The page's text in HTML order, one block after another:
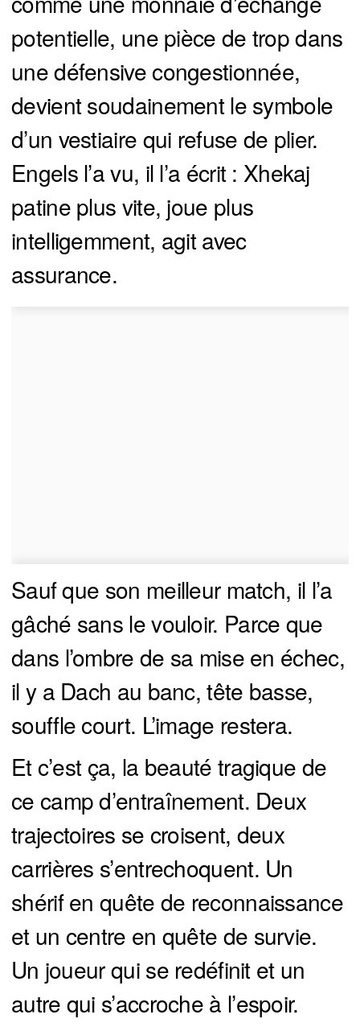
potentielle, une pièce de trop dans
une défensive congestionnée,
devient soudainement le symbole
d’un vestiaire qui refuse de plier.
Engels l’a vu, il l’a écrit : Xhekaj
patine plus vite, joue plus
intelligemment, agit avec
assurance.
Sauf que son meilleur match, il l’a
gâché sans le vouloir. Parce que
dans l’ombre de sa mise en échec,
il y a Dach au banc, tête basse,
souffle court. L’image restera.
Et c’est ça, la beauté tragique de
ce camp d’entraînement. Deux
trajectoires se croisent, deux
carrières s’entrechoquent. Un
shérif en quête de reconnaissance
et un centre en quête de survie.
Un joueur qui se redéfinit et un
autre qui s’accroche à l’espoir.